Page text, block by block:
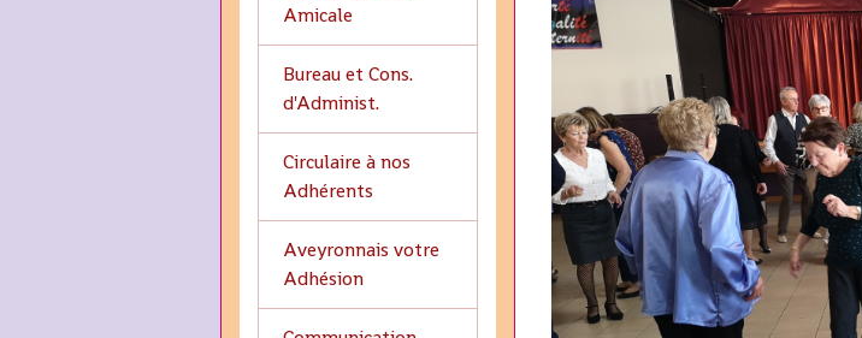
Amicale
Bureau et Cons.
d'Administ.
Circulaire à nos
Adhérents
Aveyronnais votre
Adhésion